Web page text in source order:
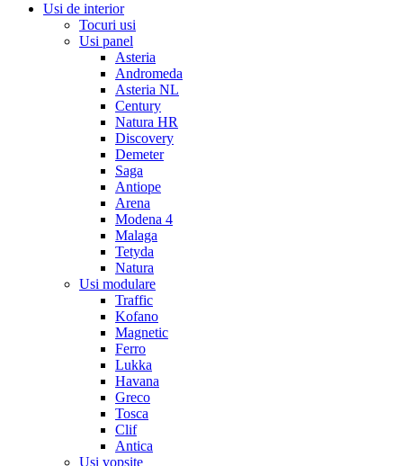
Usi de interior
Tocuri usi
Usi panel
Asteria
Andromeda
Asteria NL
Century
Natura HR
Discovery
Demeter
Saga
Antiope
Arena
Modena 4
Malaga
Tetyda
Natura
Usi modulare
Traffic
Kofano
Magnetic
Ferro
Lukka
Havana
Greco
Tosca
Clif
Antica
Usi vopsite